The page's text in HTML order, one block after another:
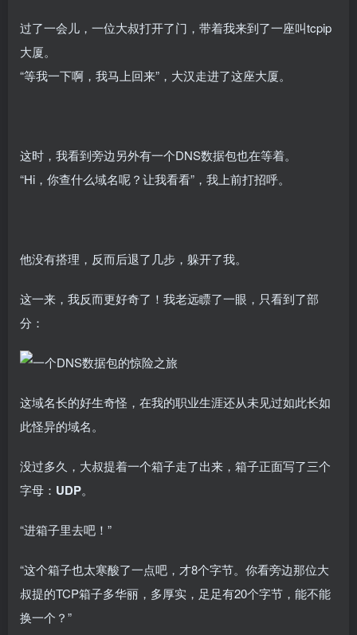
过了一会儿，一位大叔打开了门，带着我来到了一座叫tcpip
大厦。
“等我一下啊，我马上回来”，大汉走进了这座大厦。
这时，我看到旁边另外有一个DNS数据包也在等着。
“Hi，你查什么域名呢？让我看看”，我上前打招呼。
他没有搭理，反而后退了几步，躲开了我。
这一来，我反而更好奇了！我老远瞟了一眼，只看到了部
分：
这域名长的好生奇怪，在我的职业生涯还从未见过如此长如
此怪异的域名。
没过多久，大叔提着一个箱子走了出来，箱子正面写了三个
字母： UDP。
“进箱子里去吧！”
“这个箱子也太寒酸了一点吧，才8个字节。你看旁边那位大
叔提的TCP箱子多华丽，多厚实，足足有20个字节，能不能
换一个？”